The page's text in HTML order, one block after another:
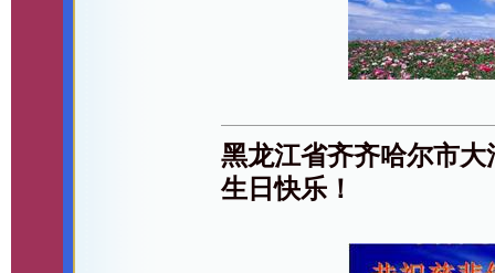
黑龙江省齐齐哈尔市
生日快乐！